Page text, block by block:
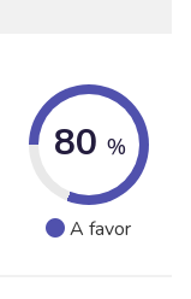
80 %
A favor